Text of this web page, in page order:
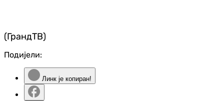
(ГрандТВ)
Подијели:
Линк је копиран!